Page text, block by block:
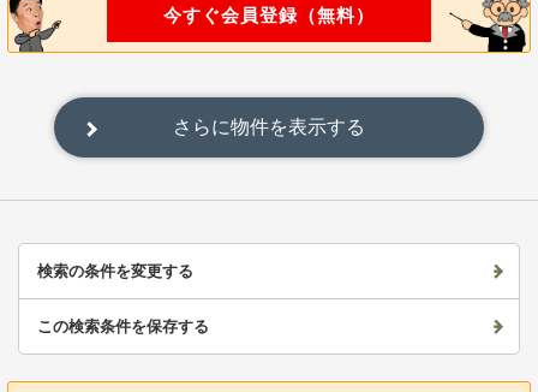
今すぐ会員登録（無料）
さらに物件を表示する
検索の条件を変更する
この検索条件を保存する